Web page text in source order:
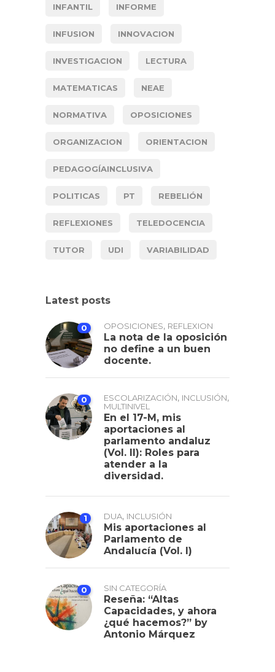
INFANTIL INFORME
INFUSION INNOVACION
INVESTIGACION LECTURA
MATEMATICAS NEAE
NORMATIVA OPOSICIONES
ORGANIZACION ORIENTACION
PEDAGOGÍAINCLUSIVA
POLITICAS PT REBELIÓN
REFLEXIONES TELEDOCENCIA
TUTOR UDI VARIABILIDAD
Latest posts
0 OPOSICIONES, REFLEXION
La nota de la oposición
no define a un buen
docente.
0 ESCOLARIZACIÓN, INCLUSIÓN,
MULTINIVEL
En el 17-M, mis
aportaciones al
parlamento andaluz
(Vol. II): Roles para
atender a la
diversidad.
1 DUA, INCLUSIÓN
Mis aportaciones al
Parlamento de
Andalucía (Vol. I)
0 SIN CATEGORÍA
Reseña: “Altas
Capacidades, y ahora
¿qué hacemos?” by
Antonio Márquez